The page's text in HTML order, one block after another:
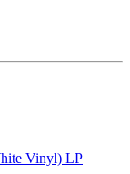
Vinyl) LP